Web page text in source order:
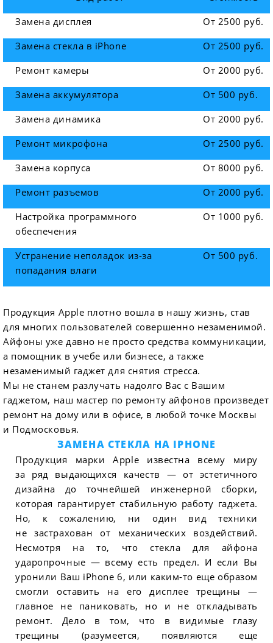
Замена дисплея
От 2500 руб.
Замена стекла в iPhone
От 2500 руб.
Ремонт камеры
От 2000 руб.
Замена аккумулятора
От 500 руб.
Замена динамика
От 2000 руб.
Ремонт микрофона
От 2500 руб.
Замена корпуса
От 8000 руб.
Ремонт разъемов
От 2000 руб.
Настройка программного
обеспечения
От 1000 руб.
Устранение неполадок из-за
попадания влаги
От 500 руб.
Продукция Apple плотно вошла в нашу жизнь, став
для многих пользователей совершенно незаменимой.
Айфоны уже давно не просто средства коммуникации,
а помощник в учебе или бизнесе, а также
незаменимый гаджет для снятия стресса.
Мы не станем разлучать надолго Вас с Вашим
гаджетом, наш мастер по ремонту айфонов произведет
ремонт на дому или в офисе, в любой точке Москвы
и Подмосковья.
ЗАМЕНА СТЕКЛА НА IPHONE
Продукция марки Apple известна всему миру
за ряд выдающихся качеств — от эстетичного
дизайна до точнейшей инженерной сборки,
которая гарантирует стабильную работу гаджета.
Но, к сожалению, ни один вид техники
не застрахован от механических воздействий.
Несмотря на то, что стекла для айфона
ударопрочные — всему есть предел. И если Вы
уронили Ваш iPhone 6, или каким-то еще образом
смогли оставить на его дисплее трещины —
главное не паниковать, но и не откладывать
ремонт. Дело в том, что в видимые глазу
трещины (разумеется, появляются еще